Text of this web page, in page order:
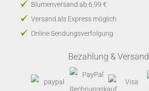
Blumenversand ab 6,99 €
Versand als Express möglich
Online Sendungsverfolgung
Bezahlung & Versand